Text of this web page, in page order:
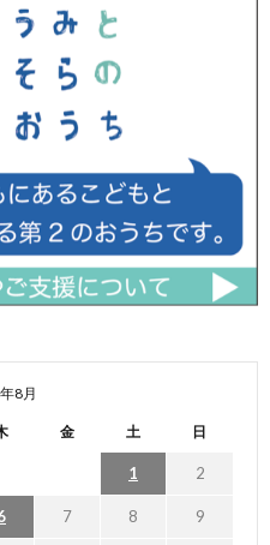
8月
金 土 日
1 2
7 8 9